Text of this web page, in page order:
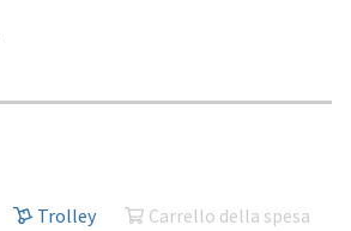
Trolley Carrello della spesa